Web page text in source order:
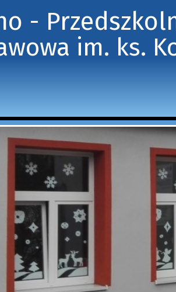
-
im. ks.